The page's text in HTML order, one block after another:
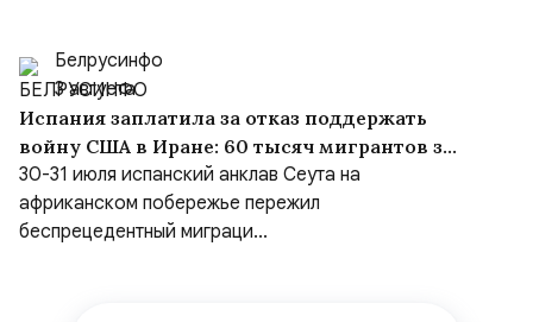
Белрусинфо
3 августа
Испания заплатила за отказ поддержать
войну США в Иране: 60 тысяч мигрантов за
сутки и «шоссе Трампа» в Марокко
30-31 июля испанский анклав Сеута на
африканском побережье пережил
беспрецедентный миграци...